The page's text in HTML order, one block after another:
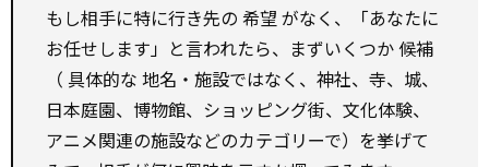
もし相手に特に行き先の 希望 がなく、「あなたに
お任せします」と言われたら、まずいくつか候補
（ 具体的な 地名・施設ではなく、神社、寺、城、
日本庭園、博物館、ショッピング街、文化体験、
アニメ関連の施設などのカテゴリーで）を挙げて